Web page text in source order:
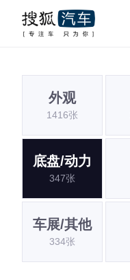
外观
1416张
底盘/动力
347张
车展/其他
334张